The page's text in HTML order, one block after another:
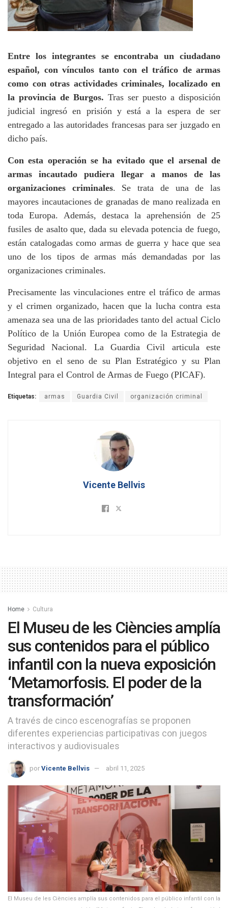
Entre los integrantes se encontraba un ciudadano
español, con vínculos tanto con el tráfico de armas
como con otras actividades criminales, localizado en
la provincia de Burgos. Tras ser puesto a disposición
judicial ingresó en prisión y está a la espera de ser
entregado a las autoridades francesas para ser juzgado en
dicho país.
Con esta operación se ha evitado que el arsenal de
armas incautado pudiera llegar a manos de las
organizaciones criminales. Se trata de una de las
mayores incautaciones de granadas de mano realizada en
toda Europa. Además, destaca la aprehensión de 25
fusiles de asalto que, dada su elevada potencia de fuego,
están catalogadas como armas de guerra y hace que sea
uno de los tipos de armas más demandadas por las
organizaciones criminales.
Precisamente las vinculaciones entre el tráfico de armas
y el crimen organizado, hacen que la lucha contra esta
amenaza sea una de las prioridades tanto del actual Ciclo
Político de la Unión Europea como de la Estrategia de
Seguridad Nacional. La Guardia Civil articula este
objetivo en el seno de su Plan Estratégico y su Plan
Integral para el Control de Armas de Fuego (PICAF).
Etiquetas: armas Guardia Civil organización criminal
Vicente Bellvis
Home Cultura
El Museu de les Ciències amplía
sus contenidos para el público
infantil con la nueva exposición
‘Metamorfosis. El poder de la
transformación’
A través de cinco escenografías se proponen
diferentes experiencias participativas con juegos
interactivos y audiovisuales
por Vicente Bellvis abril 11, 2025
El Museu de les Ciències amplía sus contenidos para el público infantil con la